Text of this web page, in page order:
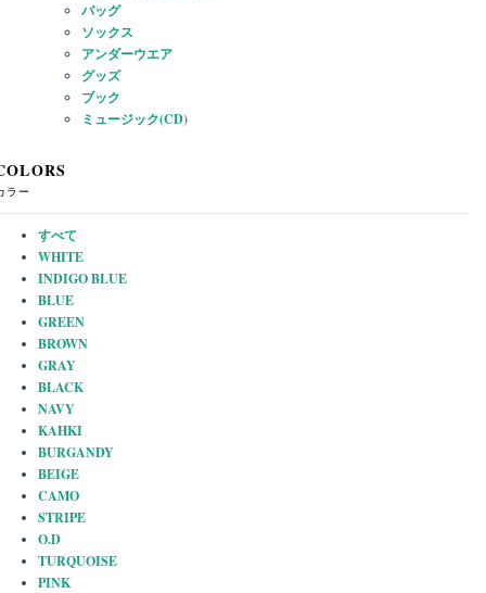
バッグ
ソックス
アンダーウエア
グッズ
ブック
ミュージック(CD)
ラー
すべて
WHITE
INDIGO BLUE
BLUE
GREEN
BROWN
GRAY
BLACK
NAVY
KAHKI
BURGANDY
BEIGE
CAMO
STRIPE
O.D
TURQUOISE
PINK